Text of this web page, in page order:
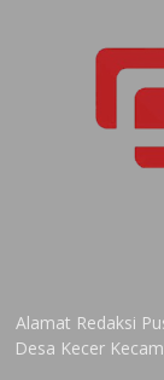
Alamat Redaksi
Desa Kecer